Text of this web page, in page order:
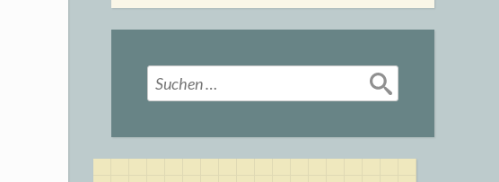
Suchen
nach: